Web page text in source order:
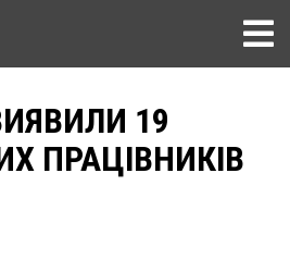
19
ПРАЦІВНИКІВ